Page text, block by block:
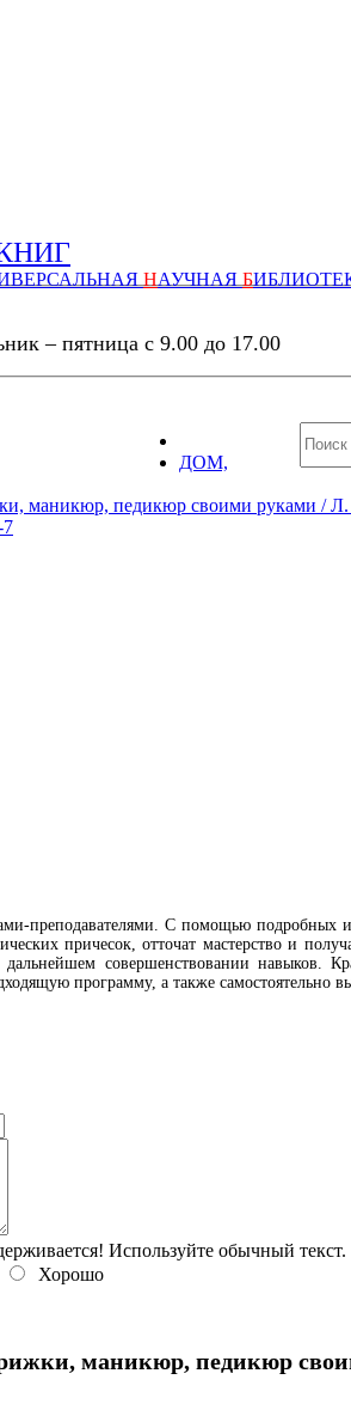
НАУЧНАЯ Б
– пятница с 9.00 до 17.00
ДОМ,
маникюр, педикюр своими руками / Л.
7
преподавателями. С помощью подробных
причесок, отточат мастерство и
совершенствовании навыков.
программу, а также
Используйте обычный текст.
Хорошо
маникюр, педикюр